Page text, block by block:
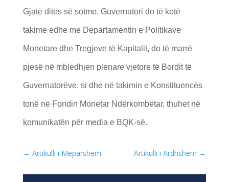
Gjatë ditës së sotme, Guvernatori do të ketë
takime edhe me Departamentin e Politikave
Monetare dhe Tregjeve të Kapitalit, do të marrë
pjesë në mbledhjen plenare vjetore të Bordit të
Guvernatorëve, si dhe në takimin e Konstituencës
tonë në Fondin Monetar Ndërkombëtar, thuhet në
komunikatën për media e BQK-së.
← Artikulli i Mëparshëm Artikulli i Ardhshëm →